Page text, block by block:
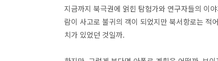
지금까지 북극권에 얽힌 탐험가와 연구자들의 이
람이 사고로 불귀의 객이 되었지만 북서항로는 적
치가 있었던 것일까.